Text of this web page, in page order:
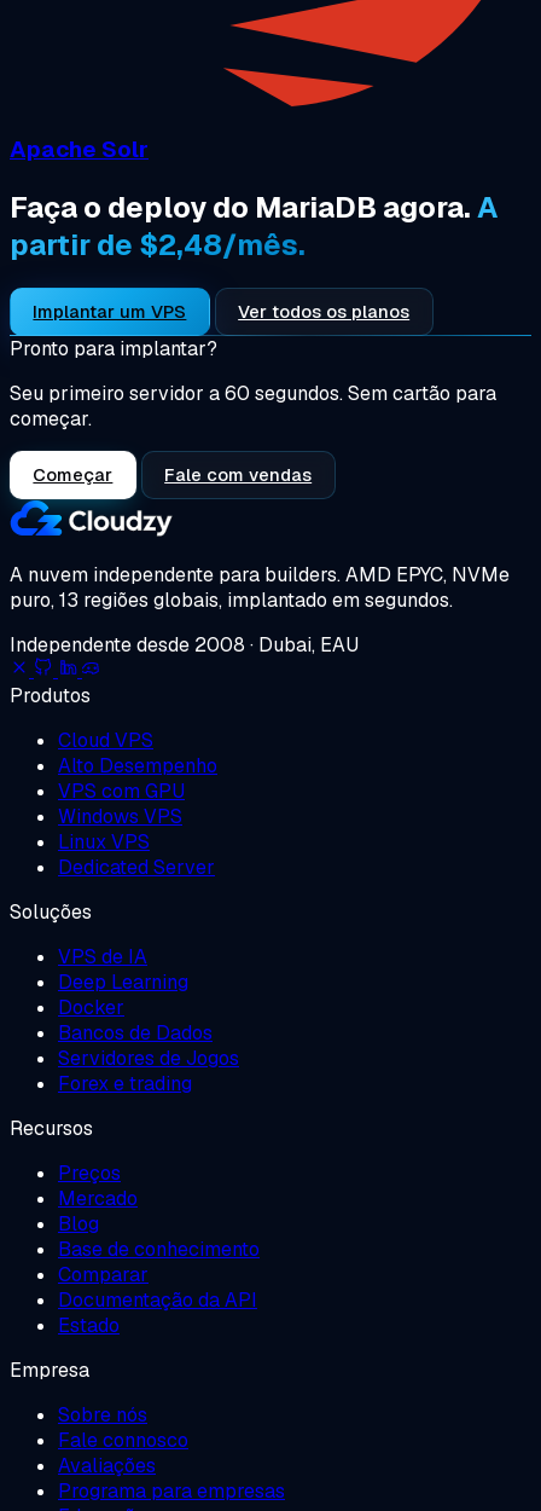
Apache Solr
Faça o deploy do MariaDB agora.A
partir de $2,48/mês.
Implantar um VPS Ver todos os planos
Pronto para implantar?
Seu primeiro servidor a 60 segundos. Sem cartão para
começar.
Começar Fale com vendas
A nuvem independente para builders.AMD EPYC, NVMe
puro, 13 regiões globais, implantado em segundos.
Independente desde 2008 · Dubai, EAU
Produtos
Cloud VPS
Alto Desempenho
VPS com GPU
Windows VPS
Linux VPS
Dedicated Server
Soluções
VPS de IA
Deep Learning
Docker
Bancos de Dados
Servidores de Jogos
Forex e trading
Recursos
Preços
Mercado
Blog
Base de conhecimento
Comparar
Documentação da API
Estado
Empresa
Sobre nós
Fale connosco
Avaliações
Programa para empresas